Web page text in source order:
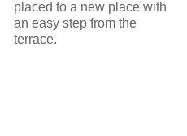
placed to a new place with
an easy step from the
terrace.